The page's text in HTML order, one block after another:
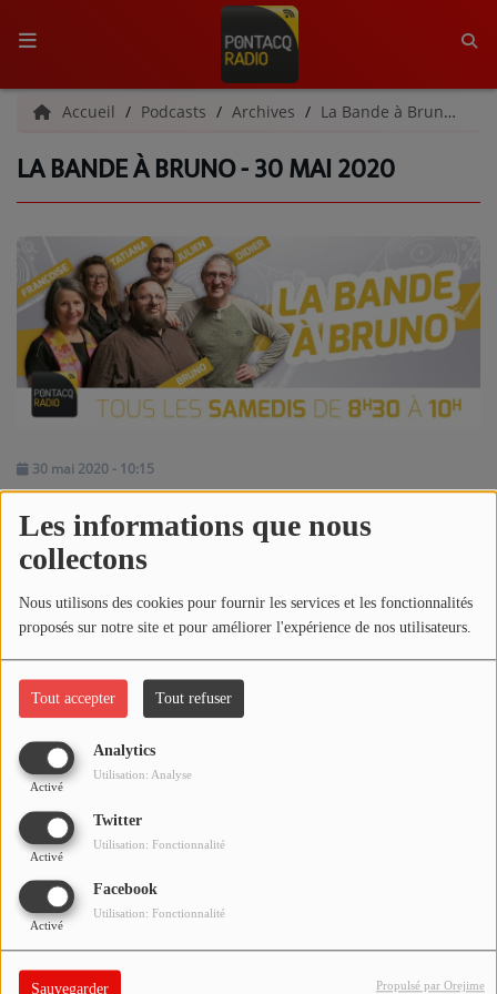
Les informations que nous
collectons
Nous utilisons des cookies pour fournir les services et les fonctionnalités
proposés sur notre site et pour améliorer l'expérience de nos utilisateurs.
Tout accepter Tout refuser
Analytics
Activé
Utilisation: Analyse
Twitter
Activé
Utilisation: Fonctionnalité
Facebook
Activé
Utilisation: Fonctionnalité
Sauvegarder Propulsé par Orejime
ACCUEIL
RADIO
L'ÉQUIPE
GRILLE DES PROGRAMMES
C'ÉTAIT QUOI CE TITRE ?
MÉDIAS
PODCASTS - SAISON 2026/2027
NOS PROGRAMMES COURTS
ARCHIVES - SAISONS PASSÉES
VOS ÉMISSIONS EN IMAGES
PHOTOS
ANNONCEURS & ESPACE PRO
VOTRE PUBLICITÉ SUR PONTACQ RADIO
LOCATION DE STUDIOS
ÉDUCATION AUX MÉDIAS ET À
L'INFORMATION
EN QUOI ÇA CONSISTE ?
ÉCOUTEZ LES PRODUCTIONS
Accueil Podcasts Archives La Bande à Bruno | Archives
LA BANDE À BRUNO - 30 MAI 2020
30 mai 2020 - 10:15
Écouter le podcast
Télécharger le podcast
Réécoutez l'émission LA BANDE À BRUNO du samedi 30 mai
2020 !